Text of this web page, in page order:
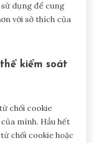
dụng để cung
với sở thích của
kiểm soát
chối cookie
mình. Hầu hết
chối cookie hoặc